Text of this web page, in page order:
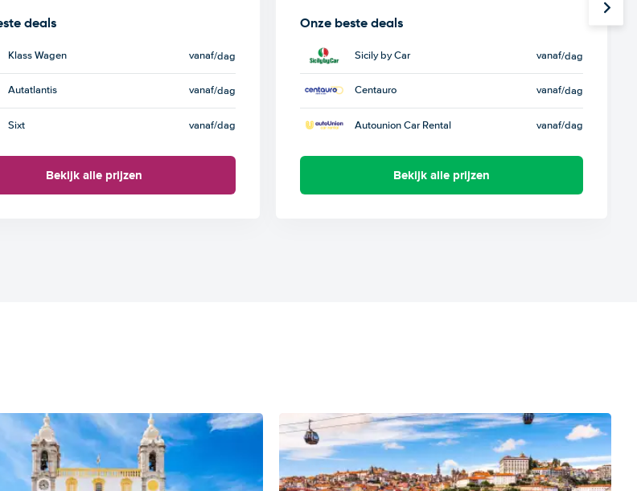
deals
Klass Wagen vanaf/dag
Autatlantis vanaf/dag
Sixt vanaf/dag
Bekijk alle prijzen
Onze beste deals
Sicily by Car vanaf/dag
Centauro vanaf/dag
Autounion Car Rental vanaf/dag
Bekijk alle prijzen